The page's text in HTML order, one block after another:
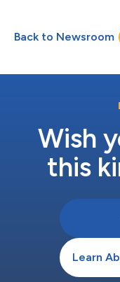
completa ed espande
l'obiettivo di fornire un
da insufficienza
Back to Newsroom
Wish
this
Learn